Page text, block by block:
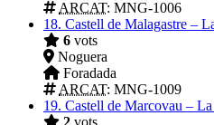
ARCAT: MNG-1006
18. Castell de Malagastre –
6 vots
Noguera
Foradada
ARCAT: MNG-1009
19. Castell de Marcovau – La
2 vots